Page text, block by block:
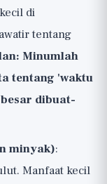
di
tentang
Minumlah
tentang 'waktu
dibuat-
minyak):
Manfaat kecil